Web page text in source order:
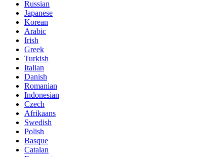
Russian
Japanese
Korean
Arabic
Irish
Greek
Turkish
Italian
Danish
Romanian
Indonesian
Czech
Afrikaans
Swedish
Polish
Basque
Catalan